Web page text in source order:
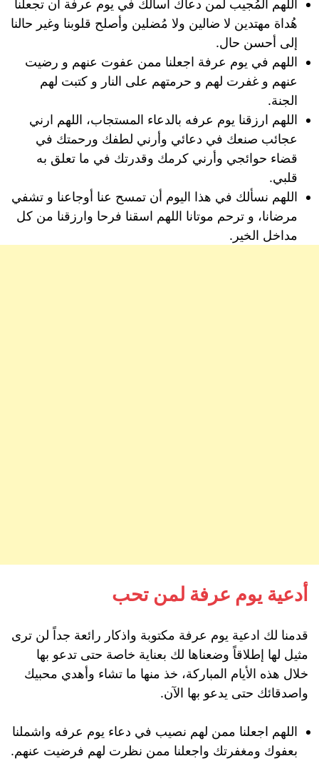
اللهم المُجيب لمن دعاك أسألك في يوم عرفة أن تجعلنا
هُداة مهتدين لا ضالين ولا مُضلين وأصلح قلوبنا وغير حالنا
إلى أحسن حال.
اللهم في يوم عرفة اجعلنا ممن عفوت عنهم و رضيت
عنهم و غفرت لهم و حرمتهم على النار و كتبت لهم
الجنة.
اللهم ارزقنا يوم عرفه بالدعاء المستجاب، اللهم ارني
عجائب صنعك في دعائي وأرني لطفك ورحمتك في
قضاء حوائجي وأرني كرمك وقدرتك في ما تعلق به
قلبي.
اللهم نسألك في هذا اليوم أن تمسح عنا أوجاعنا و تشفي
مرضانا، و ترحم موتانا اللهم اسقنا فرحا وارزقنا من كل
مداخل الخير.
أدعية يوم عرفة لمن تحب
قدمنا لك ادعية يوم عرفة مكتوبة واذكار رائعة جداً لن ترى
مثيل لها إطلاقاً وضعناها لك بعناية خاصة حتى تدعو بها
خلال هذه الأيام المباركة، خذ منها ما تشاء وأهدي محبيك
واصدقائك حتى يدعو بها الآن.
اللهم اجعلنا ممن لهم نصيب في دعاء يوم عرفه واشملنا
بعفوك ومغفرتك واجعلنا ممن نظرت لهم فرضيت عنهم.